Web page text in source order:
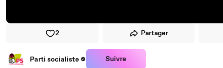
2 Partager
Parti socialiste Suivre